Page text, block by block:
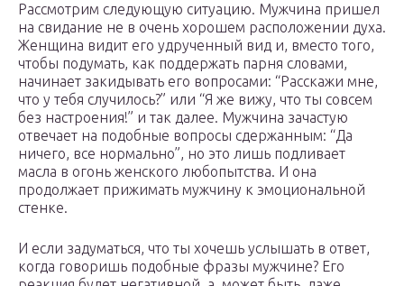
Рассмотрим следующую ситуацию. Мужчина пришел
на свидание не в очень хорошем расположении духа.
Женщина видит его удрученный вид и, вместо того,
чтобы подумать, как поддержать парня словами,
начинает закидывать его вопросами: “Расскажи мне,
что у тебя случилось?” или “Я же вижу, что ты совсем
без настроения!” и так далее. Мужчина зачастую
отвечает на подобные вопросы сдержанным: “Да
ничего, все нормально”, но это лишь подливает
масла в огонь женского любопытства. И она
продолжает прижимать мужчину к эмоциональной
стенке.
И если задуматься, что ты хочешь услышать в ответ,
когда говоришь подобные фразы мужчине? Его